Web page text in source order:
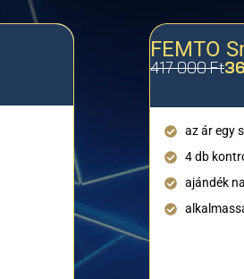
FEMTO
417 000 Ft
az ár egy
4 db
ajándék